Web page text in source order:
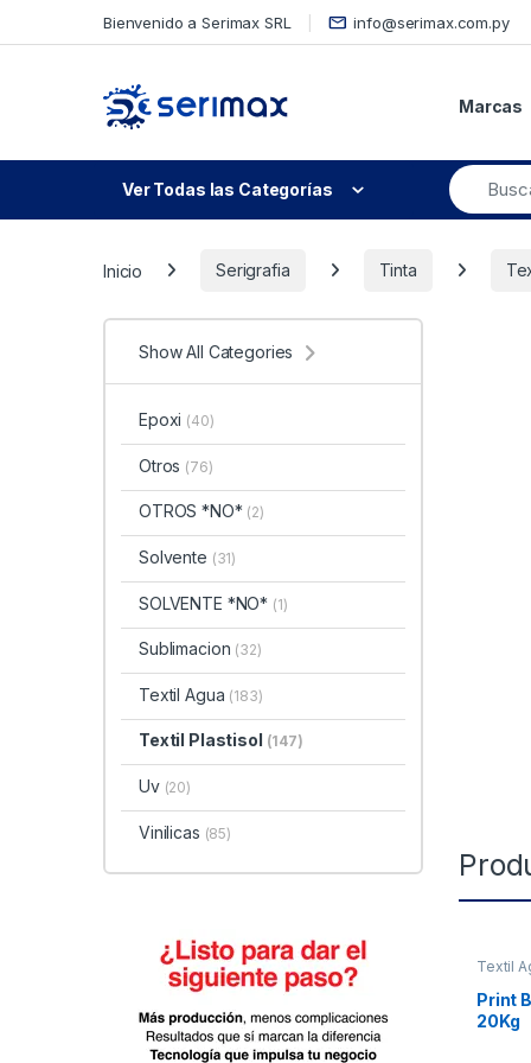
Bienvenido a Serimax SRL info@serimax.com.py
Marcas
Ver Todas las Categorías
Inicio Serigrafia Tinta
Textil
Print
20Kg
Show All Categories
Epoxi (40)
Otros (76)
OTROS *NO* (2)
Solvente (31)
SOLVENTE *NO* (1)
Sublimacion (32)
Textil Agua (183)
Textil Plastisol (147)
Uv (20)
Vinilicas (85)